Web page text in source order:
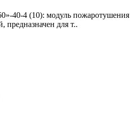
40-4 (10): модуль пожаротушения
предназначен для т..